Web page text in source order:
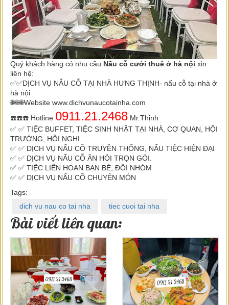
Quý khách hàng có nhu cầu Nấu cỗ cưới thuê ở hà nội xin
liên hệ:
✅✅DỊCH VỤ NẪU CỖ TẠI NHÀ HƯNG THỊNH- nấu cỗ tại nhà ở
hà nội
🌐🌐🌐Website www.dichvunaucotainha.com
☎️☎️☎️ Hotline 0911.21.2468 Mr.Thịnh
✅ ✅ TIỆC BUFFET, TIỆC SINH NHẬT TẠI NHÀ, CƠ QUAN, HỘI
TRƯỜNG, HỘI NGHỊ...
✅ ✅ DỊCH VỤ NẤU CỖ TRUYỀN THỐNG, NẤU TIỆC HIỆN ĐẠI
✅ ✅ DỊCH VỤ NẤU CỖ ĂN HỎI TRỌN GÓI.
✅ ✅ TIỆC LIÊN HOAN BẠN BÈ, ĐỘI NHÓM
✅ ✅ DỊCH VỤ NẤU CỖ CHUYÊN MÓN
Tags:
dich vu nau co tai nha
tiec cuoi tai nha
Bài viết liên quan: